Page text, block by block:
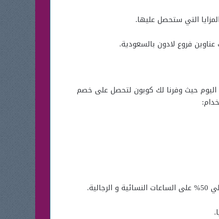
فروع لادون بالسعودية.
، و هذا ما وفرنا لك بمقال اليوم حيث وفرنا لك كوبون لتحصل على خصم